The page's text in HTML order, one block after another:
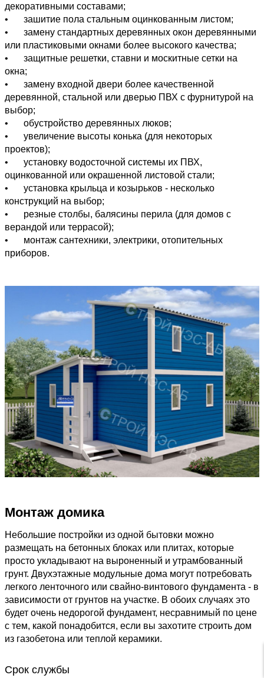
декоративными составами;
•
зашитие пола стальным оцинкованным листом;
•
замену стандартных деревянных окон деревянными
или пластиковыми окнами более высокого качества;
•
защитные решетки, ставни и москитные сетки на
окна;
•
замену входной двери более качественной
деревянной, стальной или дверью ПВХ с фурнитурой на
выбор;
•
обустройство деревянных люков;
•
увеличение высоты конька (для некоторых
проектов);
•
установку водосточной системы их ПВХ,
оцинкованной или окрашенной листовой стали;
•
установка крыльца и козырьков - несколько
конструкций на выбор;
•
резные столбы, балясины перила (для домов с
верандой или террасой);
•
монтаж сантехники, электрики, отопительных
приборов.
Монтаж домика
Небольшие постройки из одной бытовки можно
размещать на бетонных блоках или плитах, которые
просто укладывают на выроненный и утрамбованный
грунт. Двухэтажные модульные дома могут потребовать
легкого ленточного или свайно-винтового фундамента - в
зависимости от грунтов на участке. В обоих случаях это
будет очень недорогой фундамент, несравнимый по цене
с тем, какой понадобится, если вы захотите строить дом
из газобетона или теплой керамики.
Срок службы